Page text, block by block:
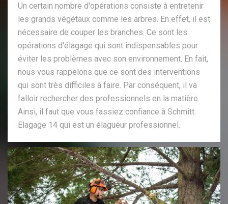
Un certain nombre d'opérations consiste à entretenir
les grands végétaux comme les arbres. En effet, il est
nécessaire de couper les branches. Ce sont les
opérations d'élagage qui sont indispensables pour
éviter les problèmes avec son environnement. En fait,
nous vous rappelons que ce sont des interventions
qui sont très difficiles à faire. Par conséquent, il va
falloir rechercher des professionnels en la matière.
Ainsi, il faut que vous fassiez confiance à Schmitt
Elagage 14 qui est un élagueur professionnel.